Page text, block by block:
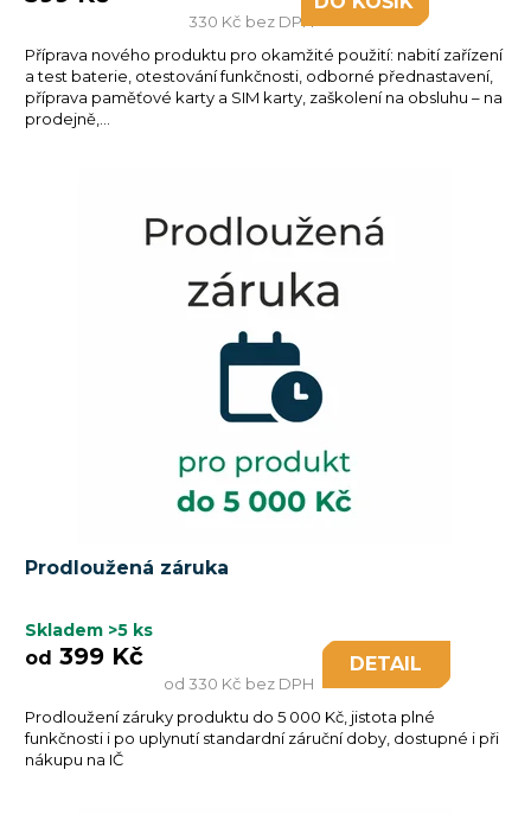
330 Kč bez DPH
Příprava nového produktu pro okamžité použití: nabití zařízení
a test baterie, otestování funkčnosti, odborné přednastavení,
příprava paměťové karty a SIM karty, zaškolení na obsluhu – na
prodejně,...
Prodloužená záruka
Skladem >5 ks
od 330 Kč bez DPH
od 399 Kč DETAIL
Prodloužení záruky produktu do 5 000 Kč, jistota plné
funkčnosti i po uplynutí standardní záruční doby, dostupné i při
nákupu na IČ